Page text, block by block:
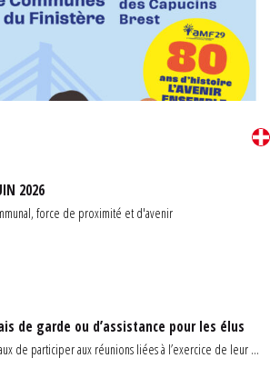
2026
force de proximité et d'avenir
de garde ou d’assistance pour les élus
de participer aux réunions liées à l’exercice de leur ...